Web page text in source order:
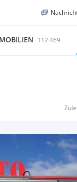
112.469